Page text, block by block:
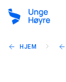
HJEM